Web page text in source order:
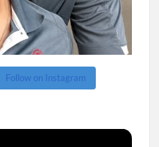
Follow on Instagram